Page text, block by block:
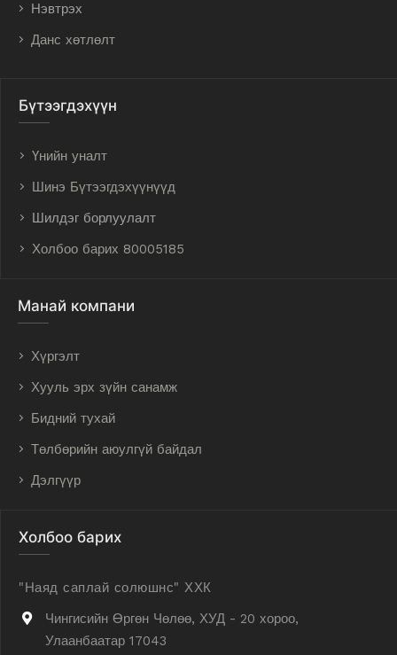
Нэвтрэх
Данс хөтлөлт
Бүтээгдэхүүн
Үнийн уналт
Шинэ Бүтээгдэхүүнүүд
Шилдэг борлуулалт
Холбоо барих 80005185
Манай компани
Хүргэлт
Хууль эрх зүйн санамж
Бидний тухай
Төлбөрийн аюулгүй байдал
Дэлгүүр
Холбоо барих
"Наяд саплай солюшнс" ХХК
Чингисийн Өргөн Чөлөө, ХУД - 20 хороо,
Улаанбаатар 17043